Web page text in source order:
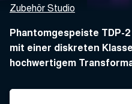
Zubehör Studio
Phantomgespeiste TDP-
mit einer diskreten
hochwertigem